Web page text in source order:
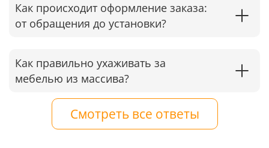
Как происходит оформление заказа:
от обращения до установки?
Как правильно ухаживать за
мебелью из массива?
Смотреть все ответы